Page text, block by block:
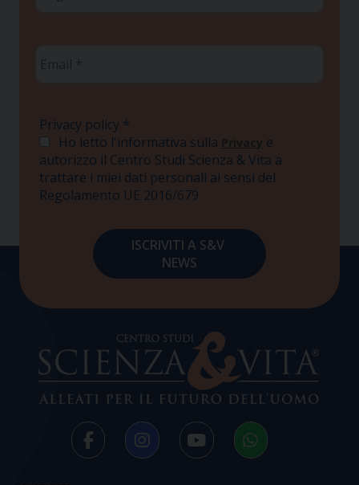
Privacy policy *
Ho letto l'informativa sulla Privacy e
autorizzo il Centro Studi Scienza & Vita a
trattare i miei dati personali ai sensi del
Regolamento UE 2016/679